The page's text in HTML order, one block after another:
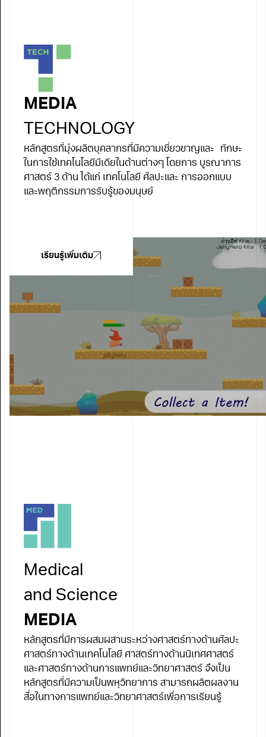
MEDIA
TECHNOLOGY
หลักสูตรที่มุ่งผลิตบุคลากรที่มีความเชี่ยวชาญและ ทักษะ
ในการใช้เทคโนโลยีมีเดียในด้านต่างๆ โดยการ บูรณาการ
ศาสตร์ 3 ด้าน ได้แก่ เทคโนโลยี ศิลปะและ การออกแบบ
และพฤติกรรมการรับรู้ของมนุษย์
เรียนรู้เพิ่มเติม
Medical
and Science
MEDIA
หลักสูตรที่มีการผสมผสานระหว่างศาสตร์ทางด้านศิลปะ
ศาสตร์ทางด้านเทคโนโลยี ศาสตร์ทางด้านนิเทศศาสตร์
และศาสตร์ทางด้านการแพทย์และวิทยาศาสตร์ จึงเป็น
หลักสูตรที่มีความเป็นพหุวิทยาการ สามารถผลิตผลงาน
สื่อในทางการแพทย์และวิทยาศาสตร์เพื่อการเรียนรู้